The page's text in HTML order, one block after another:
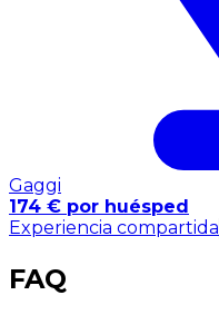
Gaggi
174 € por huésped
Experiencia compartida
FAQ